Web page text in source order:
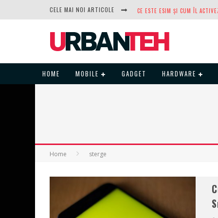
CELE MAI NOI ARTICOLE
DUPĂ ANI DE REFUZURI,
HOME MOBILE GADGET HARDWARE
Home sterge